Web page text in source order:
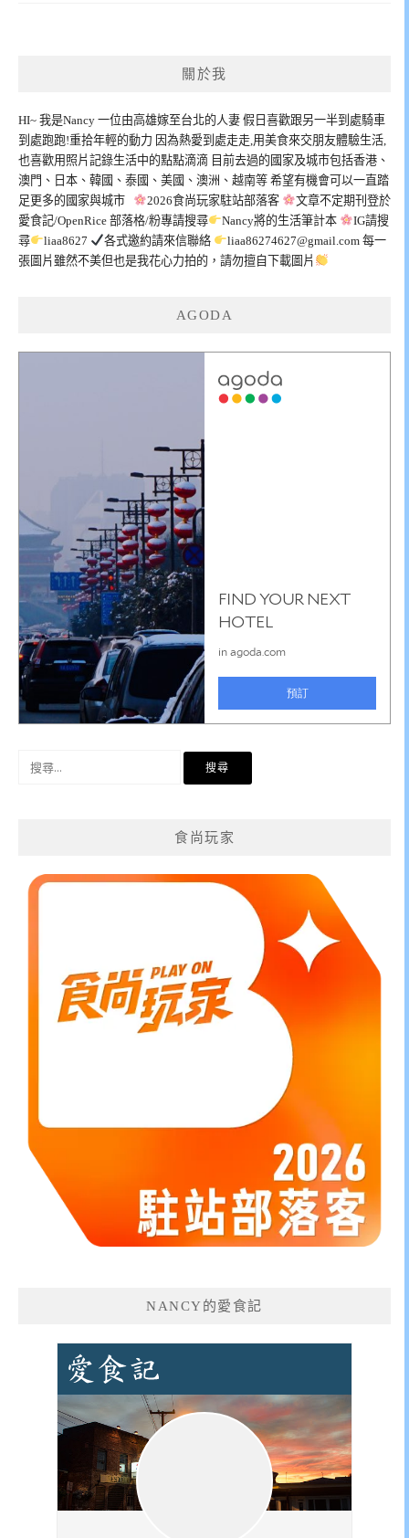
關於我
HI~ 我是Nancy 一位由高雄嫁至台北的人妻 假日喜歡跟另一半到處騎車
到處跑跑!重拾年輕的動力 因為熱愛到處走走,用美食來交朋友體驗生活,
也喜歡用照片記錄生活中的點點滴滴 目前去過的國家及城市包括香港、
澳門、日本、韓國、泰國、美國、澳洲、越南等 希望有機會可以一直踏
足更多的國家與城市
2026食尚玩家駐站部落客
文章不定期刊登於
愛食記/OpenRice 部落格/粉專請搜尋
Nancy將的生活筆計本
IG請搜
尋
liaa8627 各式邀約請來信聯絡 liaa86274627@gmail.com每一
張圖片雖然不美但也是我花心力拍的，請勿擅自下載圖片
AGODA
食尚玩家
NANCY的愛食記